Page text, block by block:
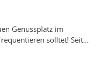
Genussplatz im
solltet! Seit…